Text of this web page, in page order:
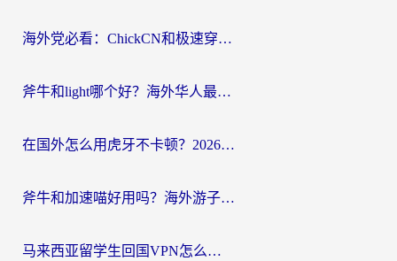
海外党必看：ChickCN和极速穿梭VPN好用吗？3招教你选对回国加速器无缝刷国内资源
斧牛和light哪个好？海外华人最关心的回国加速器选择难题，一篇讲透
在国外怎么用虎牙不卡顿？2026海外华人亲测有效的回国加速器选择指南
斧牛和加速喵好用吗？海外游子的真实选择困境
马来西亚留学生回国VPN怎么选？3个避坑点+1款实测好用的加速器推荐